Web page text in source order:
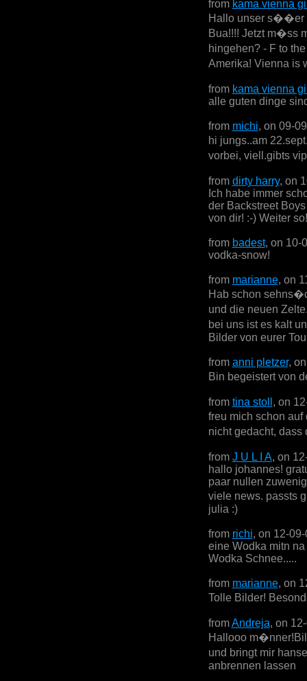
from kama vienna
Hallo unser s��er
Bua!!!! Jetzt m�ss
hingehen? - F to
Amerika! Vienna is
from kama vienna
alle guten dinge
from michi, on 09-
hi jungs..am
vorbei, viell.gibts
from dirty harry, on
Ich habe immer
der Backstreet
von dir! :-) Weiter
from badest, on 10-
vodka-snow!
from marianne, on
Hab schon
und die neuen
bei uns ist es kalt
Bilder von eurer
from anni pletzer,
Bin begeistert von
from tina stoll , on
freu mich schon
nicht gedacht,
from J U L I A, on
hallo johannes!
paar nullen
viele news. passts
julia :)
from richi, on 12-
eine Wodka mitn
Wodka Schnee.....
from marianne, on
Tolle Bilder!
fromAndreja, on
Hallooo
und bringt mir
anbrennen lassen